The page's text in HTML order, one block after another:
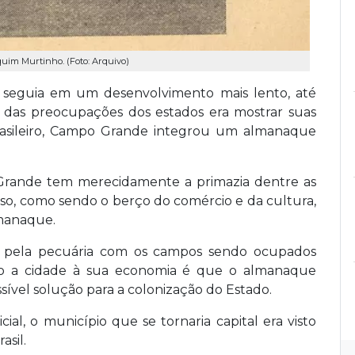
Murtinho. (Foto: Arquivo)
em um desenvolvimento mais lento, até
preocupações dos estados era mostrar suas
Campo Grande integrou um almanaque
tem merecidamente a primazia dentre as
como sendo o berço do comércio e da cultura,
pecuária com os campos sendo ocupados
a cidade à sua economia é que o almanaque
solução para a colonização do Estado.
o município que se tornaria capital era visto